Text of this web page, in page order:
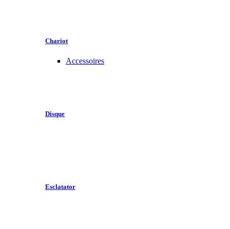
Chariot
Accessoires
Disque
Esclatator